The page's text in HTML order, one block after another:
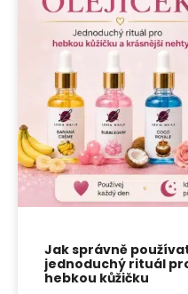
Jak správně
jednoduchý rituál
hebkou kůžičku